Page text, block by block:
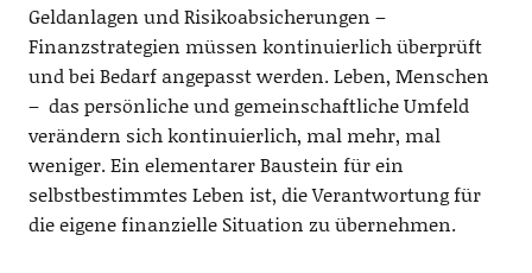
Geldanlagen und Risikoabsicherungen –
Finanzstrategien müssen kontinuierlich überprüft
und bei Bedarf angepasst werden. Leben, Menschen
– das persönliche und gemeinschaftliche Umfeld
verändern sich kontinuierlich, mal mehr, mal
weniger. Ein elementarer Baustein für ein
selbstbestimmtes Leben ist, die Verantwortung für
die eigene finanzielle Situation zu übernehmen.